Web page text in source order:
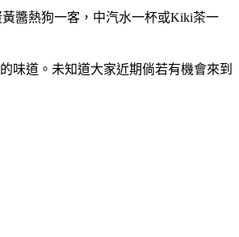
醬熱狗一客，中汽水一杯或Kiki茶一
味道。未知道大家近期倘若有機會來到